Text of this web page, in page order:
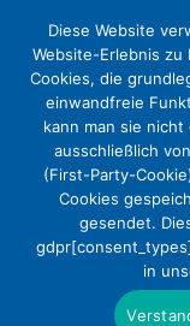
Diese Website
Website-Erlebnis
Cookies, die
einwandfreie
kann man sie
ausschließlich
(First-Party-
Cookies
gesendet.
in